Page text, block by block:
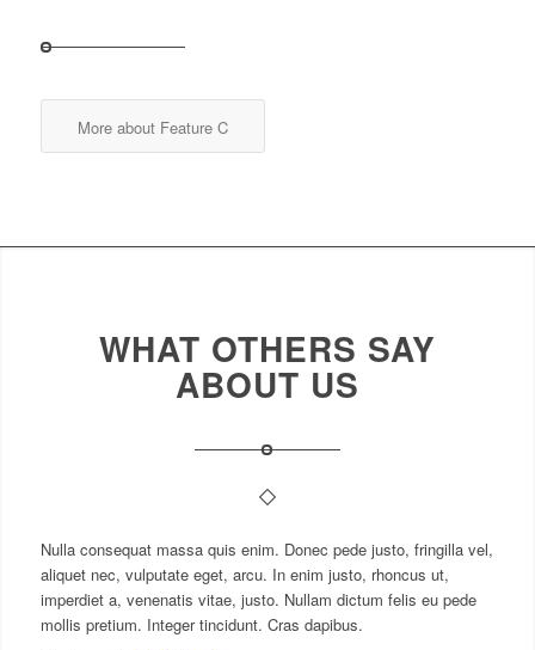
More about Feature C
WHAT OTHERS SAY
ABOUT US
Nulla consequat massa quis enim. Donec pede justo, fringilla vel,
aliquet nec, vulputate eget, arcu. In enim justo, rhoncus ut,
imperdiet a, venenatis vitae, justo. Nullam dictum felis eu pede
mollis pretium. Integer tincidunt. Cras dapibus.